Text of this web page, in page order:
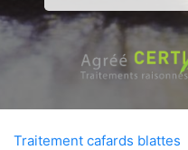
Traitement cafards blattes